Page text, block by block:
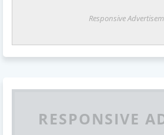
Responsive
RESPONSIVE